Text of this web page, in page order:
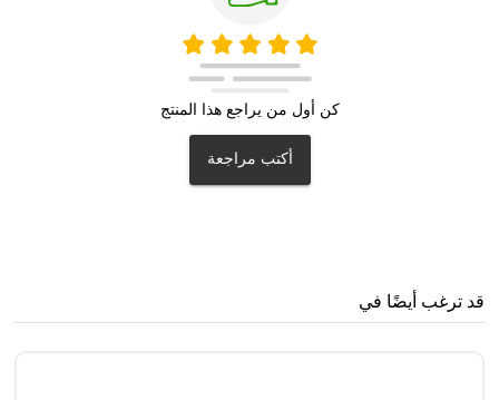
كن أول من يراجع هذا المنتج
أكتب مراجعة
قد ترغب أيضًا في